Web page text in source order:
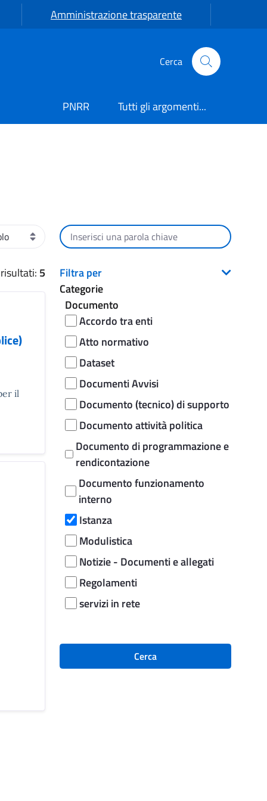
Amministrazione trasparente
Cerca
PNRR Tutti gli argomenti...
5
il
Cerca per testo
Filtra per
Categorie
Documento
Accordo tra enti
Atto normativo
Dataset
Documenti Avvisi
Documento (tecnico) di supporto
Documento attività politica
Documento di programmazione e
rendicontazione
Documento funzionamento
interno
Istanza
Modulistica
Notizie - Documenti e allegati
Regolamenti
servizi in rete
Cerca